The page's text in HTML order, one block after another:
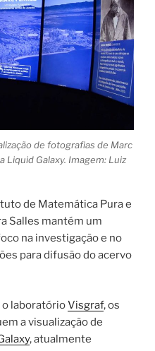
de fotografias de Marc
Liquid Galaxy. Imagem: Luiz
de Matemática Pura e
Salles mantém um
na investigação e no
para difusão do acervo
o laboratórioVisgraf, os
a visualização de
, atualmente